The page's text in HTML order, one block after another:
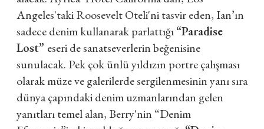
Angeles'taki Roosevelt Oteli'ni tasvir eden, Ian’ın
sadece denim kullanarak parlattığı“Paradise
Lost” eseri de sanatseverlerin beğenisine
sunulacak. Pek çok ünlü yıldızın portre çalışması
olarak müze ve galerilerde sergilenmesinin yanı sıra
dünya çapındaki denim uzmanlarından gelen
yanıtları temel alan, Berry'nin “Denim